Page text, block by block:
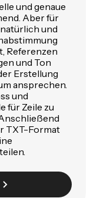
und genaue
Aber für
und
Referenzen
und Ton
Erstellung
ansprechen.
und
für Zeile zu
TXT-Format